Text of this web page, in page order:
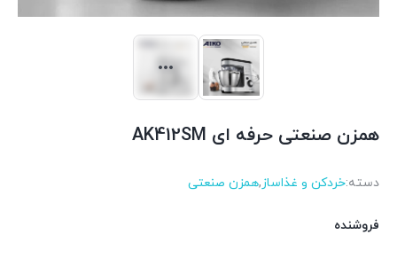
همزن صنعتی حرفه ای AK412SM
دسته:خردکن و غذاساز,همزن صنعتی
فروشنده